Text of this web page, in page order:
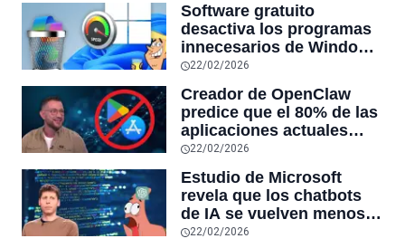
Software gratuito
desactiva los programas
innecesarios de Windows
11 y optimiza el PC,
reduciendo el uso de la
RAM y mucho más
22/02/2026
Creador de OpenClaw
predice que el 80% de las
aplicaciones actuales
desaparecerán en el
futuro: “Solo sobrevivirán
las aplicaciones con
sensores únicos o
conexiones especiales a
hardware
22/02/2026
Estudio de Microsoft
revela que los chatbots
de IA se vuelven menos
confiables mientras más
22/02/2026